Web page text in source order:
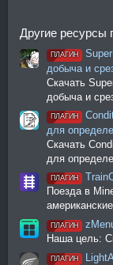
Ссылка
Другие ресурсы
ПЛАГИН
добыча и
Скачать
добыча и
ПЛАГИН
для
Скачать
для
ПЛАГИН
Поезда в
ПЛАГИН
Наша цель:
ПЛАГИН